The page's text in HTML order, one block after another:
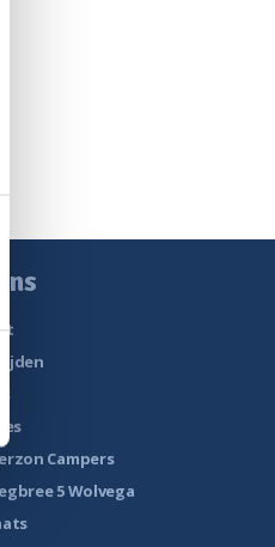
Campers
5 Wolvega